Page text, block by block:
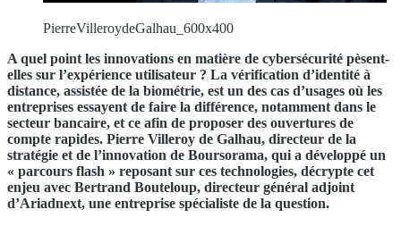
PierreVilleroydeGalhau_600x400
A quel point les innovations en matière de cybersécurité pèsent-
elles sur l’expérience utilisateur ? La vérification d’identité à
distance, assistée de la biométrie, est un des cas d’usages où les
entreprises essayent de faire la différence, notamment dans le
secteur bancaire, et ce afin de proposer des ouvertures de
compte rapides. Pierre Villeroy de Galhau, directeur de la
stratégie et de l’innovation de Boursorama, qui a développé un
« parcours flash » reposant sur ces technologies, décrypte cet
enjeu avec Bertrand Bouteloup, directeur général adjoint
d’Ariadnext, une entreprise spécialiste de la question.